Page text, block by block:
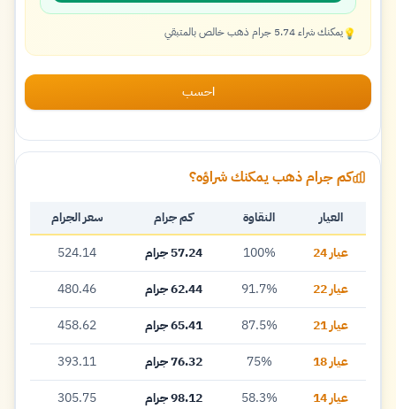
💡يمكنك شراء 5.74 جرام ذهب خالص بالمتبقي
احسب
كم جرام ذهب يمكنك شراؤه؟
العيار النقاوة كم جرام
سعر الجرام
عيار 24
100% 57.24 جرام
524.14
عيار 22
91.7% 62.44 جرام
480.46
عيار 21
87.5% 65.41 جرام
458.62
عيار 18
75% 76.32 جرام
393.11
عيار 14
58.3% 98.12 جرام 305.75